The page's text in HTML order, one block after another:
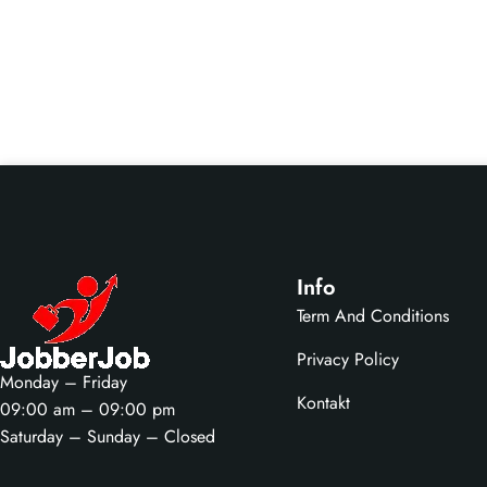
Monday – Friday
09:00 am – 09:00 pm
Saturday – Sunday – Closed
Info
Term And Conditions
Privacy Policy
Kontakt